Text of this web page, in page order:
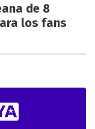
de 8
los fans